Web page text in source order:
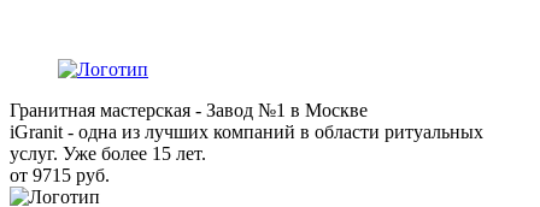
Гранитная мастерская - Завод №1 в Москве
iGranit - одна из лучших компаний в области ритуальных
услуг. Уже более 15 лет.
от 9715 руб.